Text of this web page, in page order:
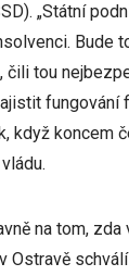
„Státní
Bude
čili tou
fungování
když koncem
na tom,
Ostravě